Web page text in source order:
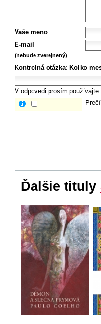
Vaše meno
E-mail
(nebude zverejnený)
Kontrolná otázka: Koľko
V odpovedi prosím
Ďalšie tituly